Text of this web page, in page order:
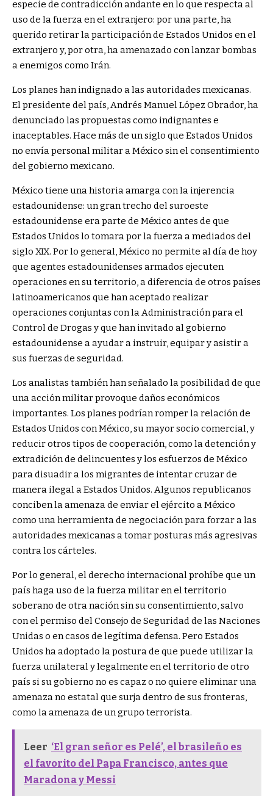
especie de contradicción andante en lo que respecta al
uso de la fuerza en el extranjero: por una parte, ha
querido retirar la participación de Estados Unidos en el
extranjero y, por otra, ha amenazado con lanzar bombas
a enemigos como Irán.
Los planes han indignado a las autoridades mexicanas.
El presidente del país, Andrés Manuel López Obrador, ha
denunciado las propuestas como indignantes e
inaceptables. Hace más de un siglo que Estados Unidos
no envía personal militar a México sin el consentimiento
del gobierno mexicano.
México tiene una historia amarga con la injerencia
estadounidense: un gran trecho del suroeste
estadounidense era parte de México antes de que
Estados Unidos lo tomara por la fuerza a mediados del
siglo XIX. Por lo general, México no permite al día de hoy
que agentes estadounidenses armados ejecuten
operaciones en su territorio, a diferencia de otros países
latinoamericanos que han aceptado realizar
operaciones conjuntas con la Administración para el
Control de Drogas y que han invitado al gobierno
estadounidense a ayudar a instruir, equipar y asistir a
sus fuerzas de seguridad.
Los analistas también han señalado la posibilidad de que
una acción militar provoque daños económicos
importantes. Los planes podrían romper la relación de
Estados Unidos con México, su mayor socio comercial, y
reducir otros tipos de cooperación, como la detención y
extradición de delincuentes y los esfuerzos de México
para disuadir a los migrantes de intentar cruzar de
manera ilegal a Estados Unidos. Algunos republicanos
conciben la amenaza de enviar el ejército a México
como una herramienta de negociación para forzar a las
autoridades mexicanas a tomar posturas más agresivas
contra los cárteles.
Por lo general, el derecho internacional prohíbe que un
país haga uso de la fuerza militar en el territorio
soberano de otra nación sin su consentimiento, salvo
con el permiso del Consejo de Seguridad de las Naciones
Unidas o en casos de legítima defensa. Pero Estados
Unidos ha adoptado la postura de que puede utilizar la
fuerza unilateral y legalmente en el territorio de otro
país si su gobierno no es capaz o no quiere eliminar una
amenaza no estatal que surja dentro de sus fronteras,
como la amenaza de un grupo terrorista.
Leer ‘El gran señor es Pelé’, el brasileño es
el favorito del Papa Francisco, antes que
Maradona y Messi